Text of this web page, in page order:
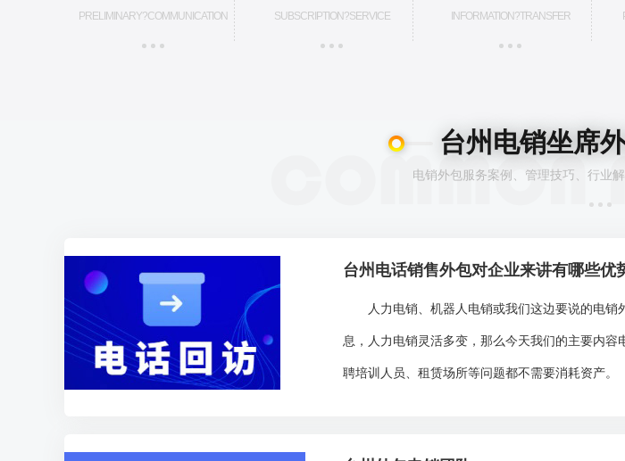
PRELIMINARY?COMMUNICATION SUBSCRIPTION?SERVICE INFORMATION?TRANSFER
台州电销坐席
电销外包服务案例、管理技巧、行业
台州电话销售外包对企业来讲有哪些优
人力电销、机器人电销或我们这边要说的电销
息，人力电销灵活多变，那么今天我们的主要内
聘培训人员、租赁场所等问题都不需要消耗资